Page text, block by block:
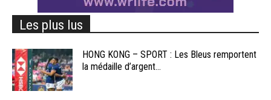
Les plus lus
HONG KONG – SPORT : Les Bleus remportent
la médaille d’argent...